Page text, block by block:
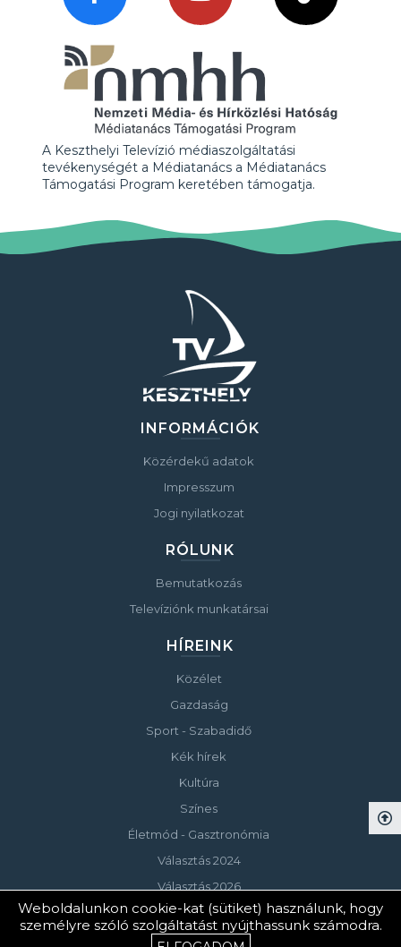
A Keszthelyi Televízió médiaszolgáltatási
tevékenységét a Médiatanács a Médiatanács
Támogatási Program keretében támogatja.
INFORMÁCIÓK
Közérdekű adatok
Impresszum
Jogi nyilatkozat
RÓLUNK
Bemutatkozás
Televíziónk munkatársai
HÍREINK
Közélet
Gazdaság
Sport - Szabadidő
Kék hírek
Kultúra
Színes
Életmód - Gasztronómia
Választás 2024
Választás 2026
© Copyright 2023 Keszthelyi Televízió
Weboldalunkon cookie-kat (sütiket) használunk, hogy
személyre szóló szolgáltatást nyújthassunk számodra.